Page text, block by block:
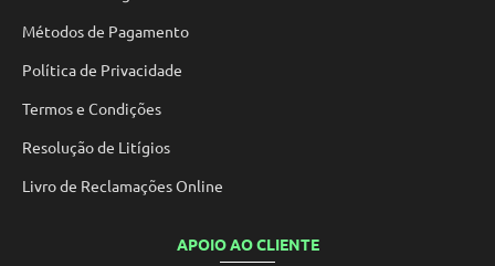
Métodos de Pagamento
Política de Privacidade
Termos e Condições
Resolução de Litígios
Livro de Reclamações Online
APOIO AO CLIENTE